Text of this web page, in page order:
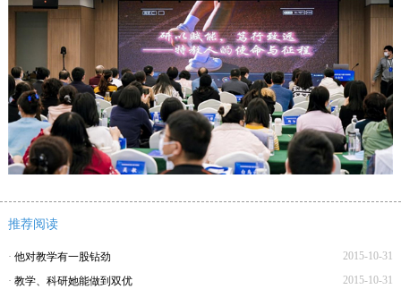
推荐阅读
2015-10-31
· 他对教学有一股钻劲
2015-10-31
· 教学、科研她能做到双优